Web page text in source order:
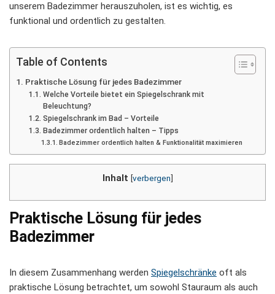
unserem Badezimmer herauszuholen, ist es wichtig, es
funktional und ordentlich zu gestalten.
Table of Contents
Praktische Lösung für jedes Badezimmer
Welche Vorteile bietet ein Spiegelschrank mit
Beleuchtung?
Spiegelschrank im Bad – Vorteile
Badezimmer ordentlich halten – Tipps
Badezimmer ordentlich halten & Funktionalität maximieren
Inhalt [verbergen]
Praktische Lösung für jedes
Badezimmer
In diesem Zusammenhang werden Spiegelschränke oft als
praktische Lösung betrachtet, um sowohl Stauraum als auch